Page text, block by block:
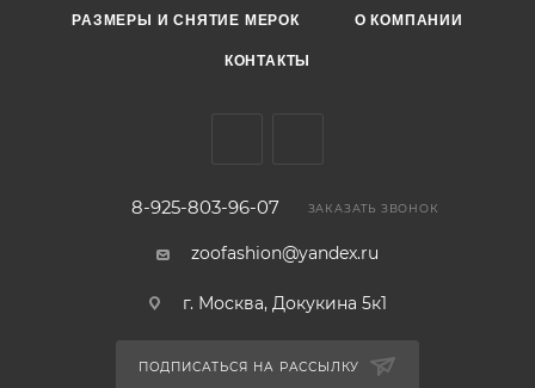
РАЗМЕРЫ И СНЯТИЕ МЕРОК О КОМПАНИИ
КОНТАКТЫ
8-925-803-96-07 ЗАКАЗАТЬ ЗВОНОК
zoofashion@yandex.ru
г. Москва, Докукина 5к1
ПОДПИСАТЬСЯ НА РАССЫЛКУ